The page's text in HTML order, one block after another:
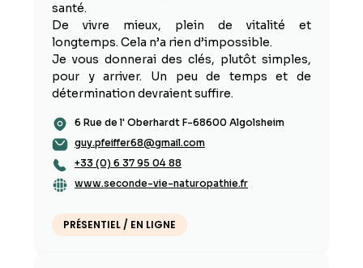
santé.
De vivre mieux, plein de vitalité et
longtemps. Cela n’a rien d’impossible.
Je vous donnerai des clés, plutôt simples,
pour y arriver. Un peu de temps et de
détermination devraient suffire.
6 Rue de l' Oberhardt F-68600 Algolsheim
guy.pfeiffer68@gmail.com
+33 (0) 6 37 95 04 88
www.seconde-vie-naturopathie.fr
PRÉSENTIEL / EN LIGNE